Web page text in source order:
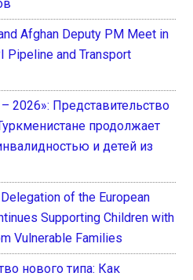
Afghan Deputy PM Meet in
Pipeline and Transport
2026»: Представительство
продолжает
и детей из
of the European
Supporting Children with
Vulnerable Families
нового типа: Как